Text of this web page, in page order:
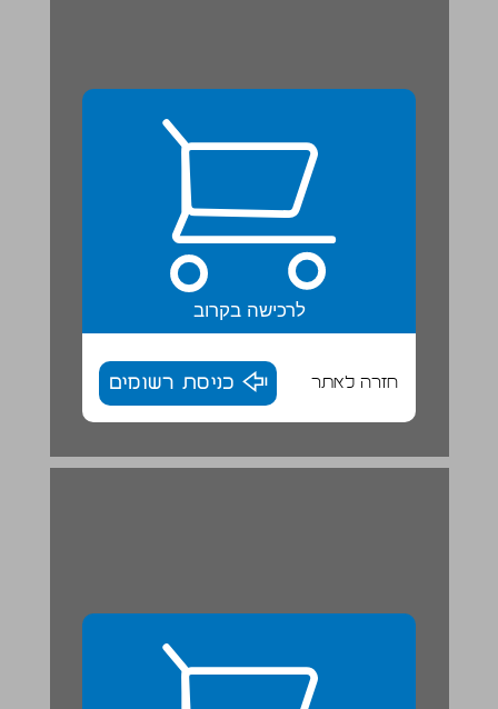
לרכישה בקרוב
חזרה לאתר כניסת רשומים
לִקְרֹא וְלִכְתֹב | ע' הִלֵל ... 18